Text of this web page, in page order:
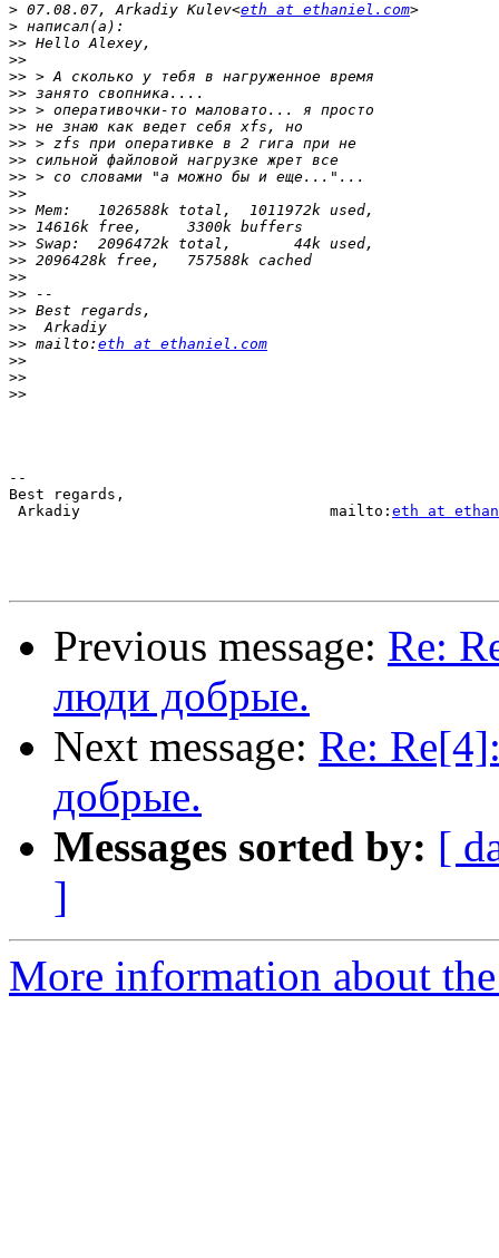
> 07.08.07, Arkadiy Kulev<eth at ethaniel.com
>
>>
>>
>>
>>
>>
>>
>>
>>
>>
>>
>>
>>
>>
>>
>>
>>
>>
>>
>> mailto: eth at ethaniel.com
>>
>>
>>
--
Best regards,
Arkadiy                            mailto: eth at
Previous message: Re:
люди добрые.
Next message: Re:
добрые.
Messages sorted by: [
]
More information about